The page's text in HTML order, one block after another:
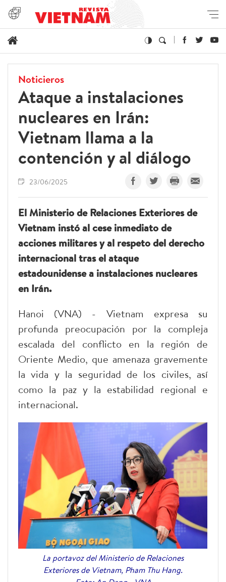
Noticieros
Ataque a instalaciones
nucleares en Irán:
Vietnam llama a la
contención y al diálogo
23/06/2025
El Ministerio de Relaciones Exteriores de
Vietnam instó al cese inmediato de
acciones militares y al respeto del derecho
internacional tras el ataque
estadounidense a instalaciones nucleares
en Irán.
Hanoi (VNA) - Vietnam expresa su
profunda preocupación por la compleja
escalada del conflicto en la región de
Oriente Medio, que amenaza gravemente
la vida y la seguridad de los civiles, así
como la paz y la estabilidad regional e
internacional.
La portavoz del Ministerio de Relaciones
Exteriores de Vietnam, Pham Thu Hang.